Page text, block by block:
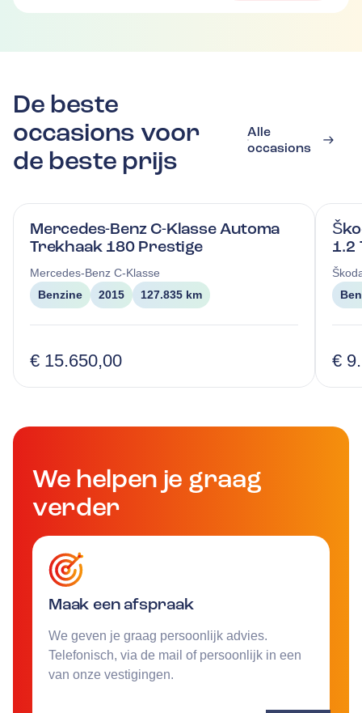
De beste
occasions voor
de beste prijs
Alle
occasions
Mercedes-Benz C-Klasse Automa
Trekhaak 180 Prestige
Mercedes-Benz C-Klasse
Benzine
2015 127.835 km
€ 15.650,00
1.2
€
We helpen je graag
verder
Maak een afspraak
We geven je graag persoonlijk advies.
Telefonisch, via de mail of persoonlijk in een
van onze vestigingen.